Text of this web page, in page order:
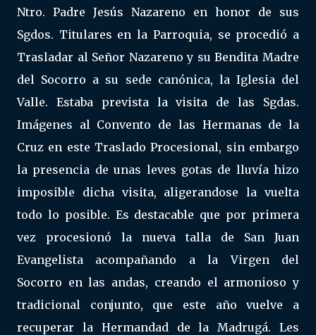
Ntro. Padre Jesús Nazareno en honor de sus
Sgdos. Titulares en la Parroquia, se procedió a
Trasladar al Señor Nazareno y su Bendita Madre
del Socorro a su sede canónica, la Iglesia del
Valle. Estaba prevista la visita de las Sgdas.
Imágenes al Convento de las Hermanas de la
Cruz en este Traslado Procesional, sin embargo
la presencia de unas leves gotas de lluvía hizo
imposible dicha visita, aligerandose la vuelta
todo lo posible. Es destacable que por primera
vez procesionó la nueva talla de San Juan
Evangelista acompañando a la Virgen del
Socorro en las andas, creando el armonioso y
tradicional conjunto, que este año vuelve a
recuperar la Hermandad de la Madrugá. Les